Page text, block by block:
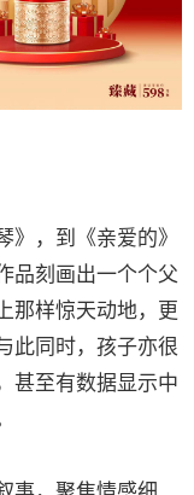
，到《亲爱的》
品刻画出一个个父
那样惊天动地，更
此同时，孩子亦很
甚至有数据显示中